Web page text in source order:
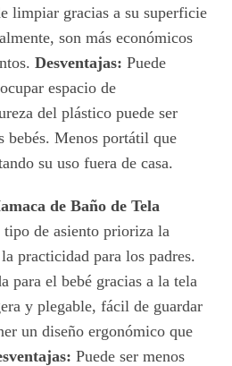
limpiar gracias a su superficie
son más económicos
Desventajas: Puede
espacio de
del plástico puede ser
bebés. Menos portátil que
su uso fuera de casa.
de Baño de Tela
tipo de asiento prioriza la
practicidad para los padres.
para el bebé gracias a la tela
y plegable, fácil de guardar
un diseño ergonómico que
Puede ser menos